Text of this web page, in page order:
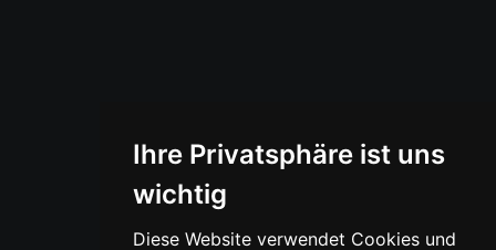
Ihre Privatsphäre ist uns
wichtig
Diese Website verwendet Cookies und